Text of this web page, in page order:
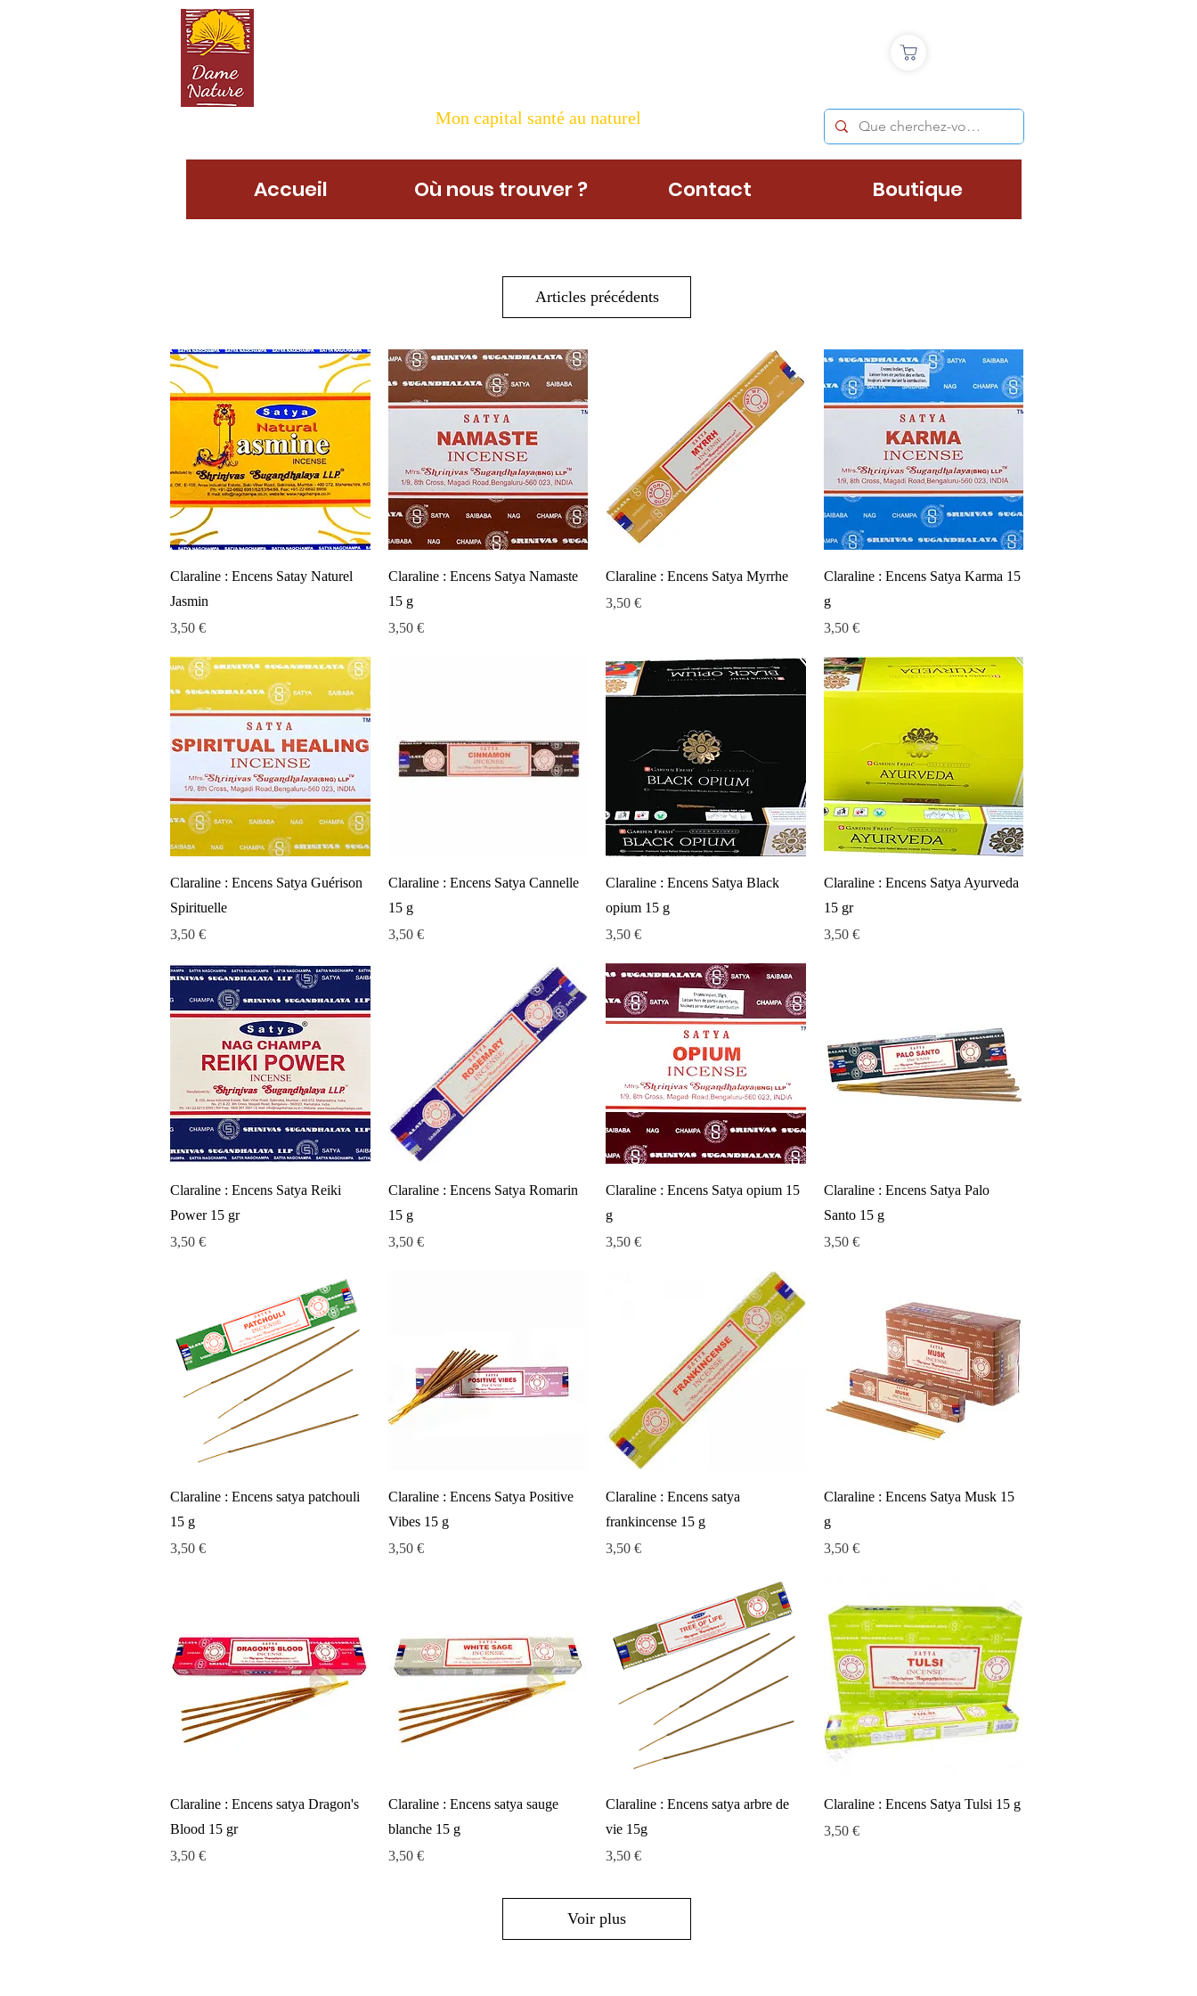
Mon capital santé au naturel
Accueil Où nous trouver ? Contact Boutique
Articles précédents
Aperçu rapide
Claraline : Encens Satay Naturel
Jasmin
Prix
3,50 €
Aperçu rapide
Claraline : Encens Satya Namaste
15 g
Prix
3,50 €
Aperçu rapide
Claraline : Encens Satya Myrrhe
Prix
3,50 €
Aperçu rapide
Claraline : Encens Satya Karma 15
g
Prix
3,50 €
Aperçu rapide
Claraline : Encens Satya Guérison
Spirituelle
Prix
3,50 €
Aperçu rapide
Claraline : Encens Satya Cannelle
15 g
Prix
3,50 €
Aperçu rapide
Claraline : Encens Satya Black
opium 15 g
Prix
3,50 €
Aperçu rapide
Claraline : Encens Satya Ayurveda
15 gr
Prix
3,50 €
Aperçu rapide
Claraline : Encens Satya Reiki
Power 15 gr
Prix
3,50 €
Aperçu rapide
Claraline : Encens Satya Romarin
15 g
Prix
3,50 €
Aperçu rapide
Claraline : Encens Satya opium 15
g
Prix
3,50 €
Aperçu rapide
Claraline : Encens Satya Palo
Santo 15 g
Prix
3,50 €
Aperçu rapide
Claraline : Encens satya patchouli
15 g
Prix
3,50 €
Aperçu rapide
Claraline : Encens Satya Positive
Vibes 15 g
Prix
3,50 €
Aperçu rapide
Claraline : Encens satya
frankincense 15 g
Prix
3,50 €
Aperçu rapide
Claraline : Encens Satya Musk 15
g
Prix
3,50 €
Aperçu rapide
Claraline : Encens satya Dragon's
Blood 15 gr
Prix
3,50 €
Aperçu rapide
Claraline : Encens satya sauge
blanche 15 g
Prix
3,50 €
Aperçu rapide
Claraline : Encens satya arbre de
vie 15g
Prix
3,50 €
Aperçu rapide
Claraline : Encens Satya Tulsi 15 g
Prix
3,50 €
Voir plus